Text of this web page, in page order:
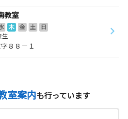
教室
木 金 土
日
生
８８－１
室案内も行っています